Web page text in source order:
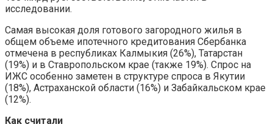
исследовании.
Самая высокая доля готового загородного жилья в
общем объеме ипотечного кредитования Сбербанка
отмечена в республиках Калмыкия (26%), Татарстан
(19%) и в Ставропольском крае (также 19%). Спрос на
ИЖС особенно заметен в структуре спроса в Якутии
(18%), Астраханской области (16%) и Забайкальском крае
(12%).
Как считали